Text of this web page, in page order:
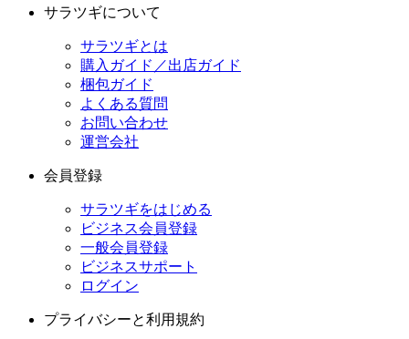
サラツギについて
サラツギとは
購入ガイド／出店ガイド
梱包ガイド
よくある質問
お問い合わせ
運営会社
会員登録
サラツギをはじめる
ビジネス会員登録
一般会員登録
ビジネスサポート
ログイン
プライバシーと利用規約